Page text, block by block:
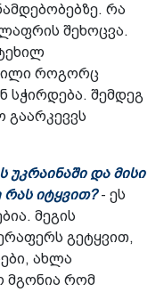
რა
შეხოცვა.
როგორც
სჭირდება. შემდეგ
უკრაინაში და მისი
რას იტყვით?- ეს
მეგის
გეტყვით,
ახლა
მგონია რომ